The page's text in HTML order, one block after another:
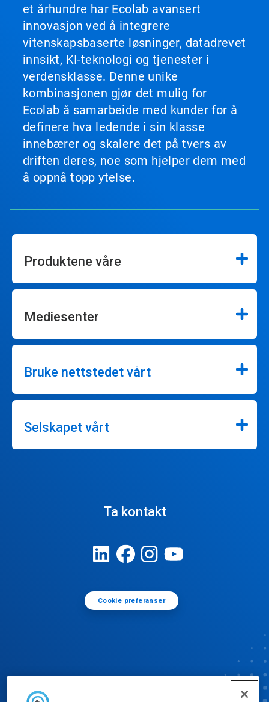
et århundre har Ecolab avansert
innovasjon ved å integrere
vitenskapsbaserte løsninger, datadrevet
innsikt, KI-teknologi og tjenester i
verdensklasse. Denne unike
kombinasjonen gjør det mulig for
Ecolab å samarbeide med kunder for å
definere hva ledende i sin klasse
innebærer og skalere det på tvers av
driften deres, noe som hjelper dem med
å oppnå topp ytelse.
Produktene våre
Mediesenter
Bruke nettstedet vårt
Selskapet vårt
Ta kontakt
Cookie preferanser